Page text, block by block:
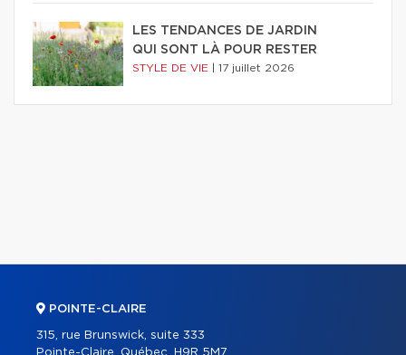
LES TENDANCES DE JARDIN
QUI SONT LÀ POUR RESTER
STYLE DE VIE 17 juillet 2026
POINTE-CLAIRE
315, rue Brunswick, suite 333
Pointe-Claire, Québec, H9R 5M7